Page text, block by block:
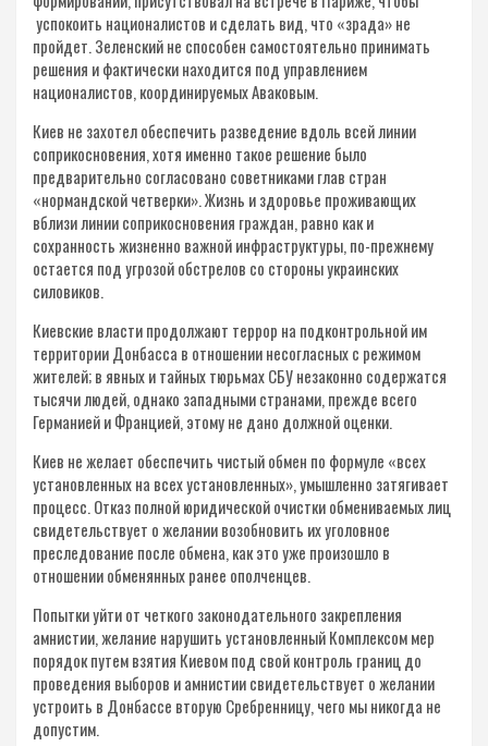
успокоить националистов и сделать вид, что «зрада» не
пройдет. Зеленский не способен самостоятельно принимать
решения и фактически находится под управлением
националистов, координируемых Аваковым.
Киев не захотел обеспечить разведение вдоль всей линии
соприкосновения, хотя именно такое решение было
предварительно согласовано советниками глав стран
«нормандской четверки». Жизнь и здоровье проживающих
вблизи линии соприкосновения граждан, равно как и
сохранность жизненно важной инфраструктуры, по-прежнему
остается под угрозой обстрелов со стороны украинских
силовиков.
Киевские власти продолжают террор на подконтрольной им
территории Донбасса в отношении несогласных с режимом
жителей; в явных и тайных тюрьмах СБУ незаконно содержатся
тысячи людей, однако западными странами, прежде всего
Германией и Францией, этому не дано должной оценки.
Киев не желает обеспечить чистый обмен по формуле «всех
установленных на всех установленных», умышленно затягивает
процесс. Отказ полной юридической очистки обмениваемых лиц
свидетельствует о желании возобновить их уголовное
преследование после обмена, как это уже произошло в
отношении обменянных ранее ополченцев.
Попытки уйти от четкого законодательного закрепления
амнистии, желание нарушить установленный Комплексом мер
порядок путем взятия Киевом под свой контроль границ до
проведения выборов и амнистии свидетельствует о желании
устроить в Донбассе вторую Сребренницу, чего мы никогда не
допустим.